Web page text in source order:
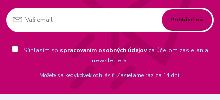
Prihlásiť sa
Súhlasím so spracovaním osobných údajovza účelom zasielania
newslettera.
Môžete sa kedykoľvek odhlásiť. Zasielame raz za 14 dní.